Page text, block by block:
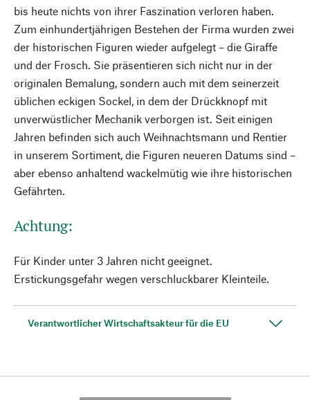
bis heute nichts von ihrer Faszination verloren haben.
Zum einhundertjährigen Bestehen der Firma wurden zwei
der historischen Figuren wieder aufgelegt – die Giraffe
und der Frosch. Sie präsentieren sich nicht nur in der
originalen Bemalung, sondern auch mit dem seinerzeit
üblichen eckigen Sockel, in dem der Drückknopf mit
unverwüstlicher Mechanik verborgen ist. Seit einigen
Jahren befinden sich auch Weihnachtsmann und Rentier
in unserem Sortiment, die Figuren neueren Datums sind –
aber ebenso anhaltend wackelmütig wie ihre historischen
Gefährten.
Achtung:
Für Kinder unter 3 Jahren nicht geeignet.
Erstickungsgefahr wegen verschluckbarer Kleinteile.
Verantwortlicher Wirtschaftsakteur für die EU